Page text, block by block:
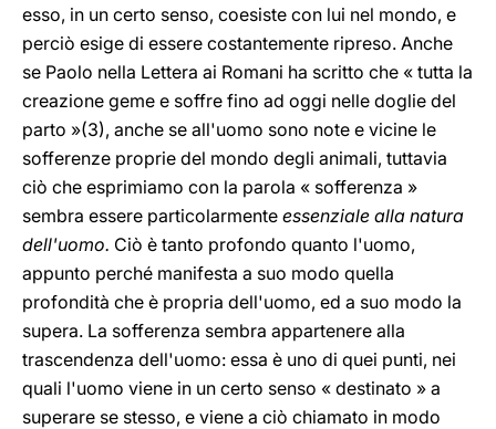
esso, in un certo senso, coesiste con lui nel mondo, e
perciò esige di essere costantemente ripreso. Anche
se Paolo nella Lettera ai Romani ha scritto che « tutta la
creazione geme e soffre fino ad oggi nelle doglie del
parto »(3), anche se all'uomo sono note e vicine le
sofferenze proprie del mondo degli animali, tuttavia
ciò che esprimiamo con la parola « sofferenza »
sembra essere particolarmente essenziale alla natura
dell'uomo. Ciò è tanto profondo quanto l'uomo,
appunto perché manifesta a suo modo quella
profondità che è propria dell'uomo, ed a suo modo la
supera. La sofferenza sembra appartenere alla
trascendenza dell'uomo: essa è uno di quei punti, nei
quali l'uomo viene in un certo senso « destinato » a
superare se stesso, e viene a ciò chiamato in modo